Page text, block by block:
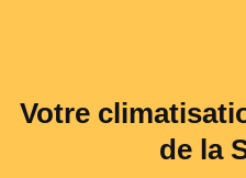
Votre
de la